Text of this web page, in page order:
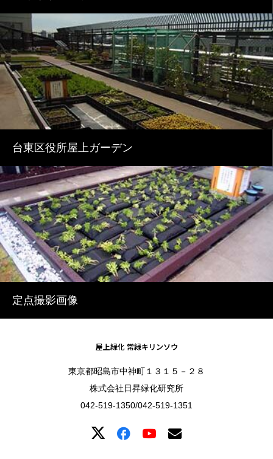
台東区役所屋上ガーデン
定点撮影画像
屋上緑化 常緑キリンソウ
東京都昭島市中神町１３１５－２８
株式会社日昇緑化研究所
042-519-1350/042-519-1351